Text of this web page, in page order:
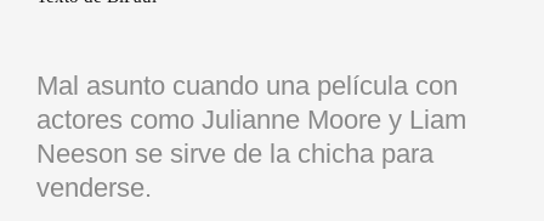
Mal asunto cuando una película con
actores como Julianne Moore y Liam
Neeson se sirve de la chicha para
venderse.